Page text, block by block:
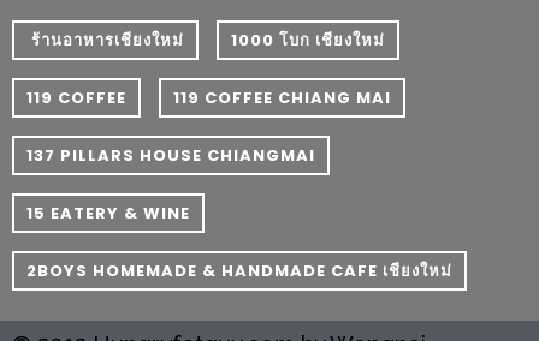
E-
NEWS
GAME
(SABAI
SEAFOOD)
HOMEPRO
FAIR
2017
เชียงใหม่
​ ร้านอาหารเชียงใหม่ 1000 โบก เชียงใหม่
119 COFFEE 119 COFFEE CHIANG MAI
137 PILLARS HOUSE CHIANGMAI
15 EATERY & WINE
2BOYS HOMEMADE & HANDMADE CAFE เชียงใหม่